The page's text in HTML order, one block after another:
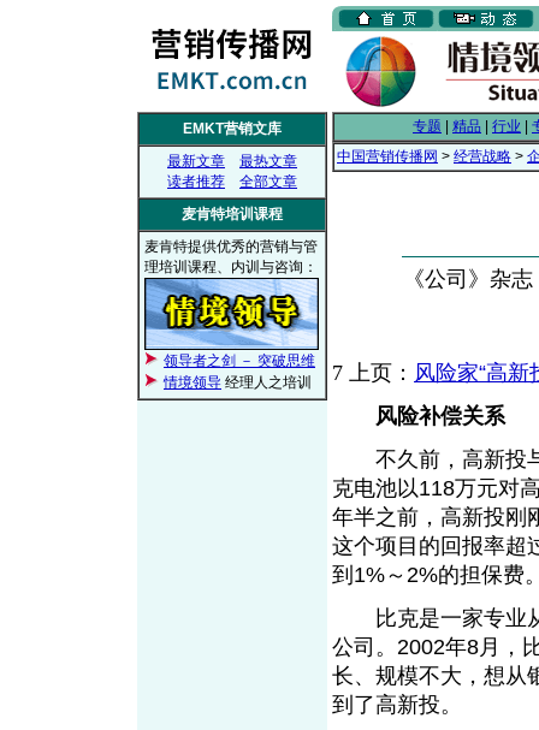
EMKT营销文库
最新文章
最热文章
读者推荐
全部文章
麦肯特培训课程
麦肯特提供优秀的营销与管
理培训课程、内训与咨询：
领导者之剑 － 突破思维
情境领导 经理人之培训
专题 精品 行业
中国营销传播网 > 经营战略 >
《公司》杂
7 上页： 风险家“高新
风险补偿关系
不久前，高新投与
克电池以118万元对
年半之前，高新投刚
这个项目的回报率超
到1%～2%的担保费
比克是一家专业从
公司。2002年8月，
长、规模不大，想从
到了高新投。